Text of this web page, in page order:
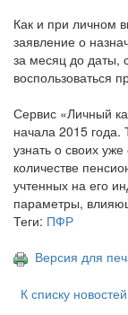
Как и при личном
заявление о
за месяц до даты,
воспользоваться
Сервис «Личный
начала 2015
узнать о своих
количестве
учтенных на его
параметры,
Теги: ПФР
Версия для
К списку новостей